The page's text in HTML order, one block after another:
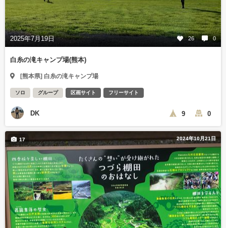
2025年7月19日 26 0
白糸の滝キャンプ場(熊本)
[熊本県] 白糸の滝キャンプ場
ソロ グループ 区画サイト フリーサイト
DK 9 0
2024年10月21日
17